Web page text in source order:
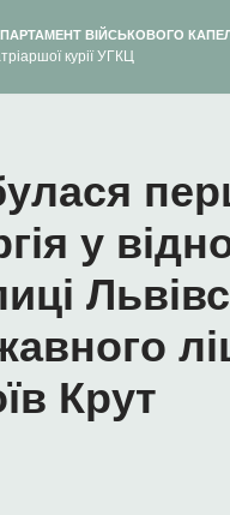
ВІЙСЬКОВОГО
курії УГКЦ
у
Крут